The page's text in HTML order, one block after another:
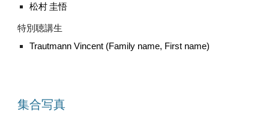
松村 圭悟
特別聴講生
TrautmannVincent (Family name, First name)
集合写真